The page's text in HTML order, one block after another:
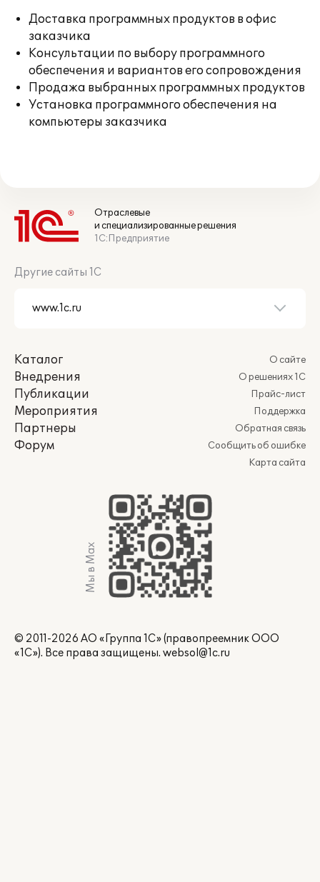
Доставка программных продуктов в офис
заказчика
Консультации по выбору программного
обеспечения и вариантов его сопровождения
Продажа выбранных программных продуктов
Установка программного обеспечения на
компьютеры заказчика
Отраслевые
и специализированные решения
1С:Предприятие
Другие сайты 1С
Каталог
Внедрения
Публикации
Мероприятия
Партнеры
Форум
О сайте
О решениях 1С
Прайс-лист
Поддержка
Обратная связь
Сообщить об ошибке
Карта сайта
Мы в Max
© 2011-2026 АО «Группа 1С» (правопреемник ООО
«1С»). Все права защищены. websol@1c.ru